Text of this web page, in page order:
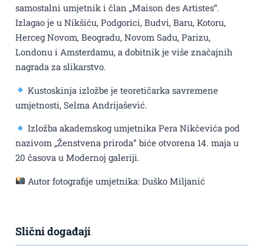
samostalni umjetnik i član „Maison des Artistes“.
Izlagao je u Nikšiću, Podgorici, Budvi, Baru, Kotoru,
Herceg Novom, Beogradu, Novom Sadu, Parizu,
Londonu i Amsterdamu, a dobitnik je više značajnih
nagrada za slikarstvo.
Kustoskinja izložbe je teoretičarka savremene
umjetnosti, Selma Andrijašević.
Izložba akademskog umjetnika Pera Nikčevića pod
nazivom „Ženstvena priroda” biće otvorena 14. maja u
20 časova u Modernoj galeriji.
Autor fotografije umjetnika: Duško Miljanić
Slični događaji